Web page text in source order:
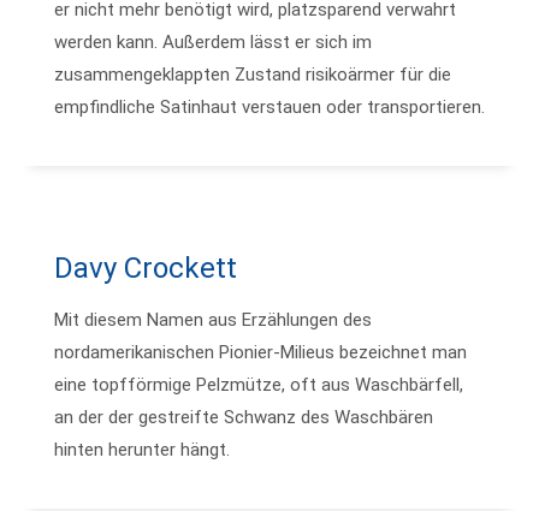
er nicht mehr benötigt wird, platzsparend verwahrt
werden kann. Außerdem lässt er sich im
zusammengeklappten Zustand risikoärmer für die
empfindliche Satinhaut verstauen oder transportieren.
Davy Crockett
Mit diesem Namen aus Erzählungen des
nordamerikanischen Pionier-Milieus bezeichnet man
eine topfförmige Pelzmütze, oft aus Waschbärfell,
an der der gestreifte Schwanz des Waschbären
hinten herunter hängt.